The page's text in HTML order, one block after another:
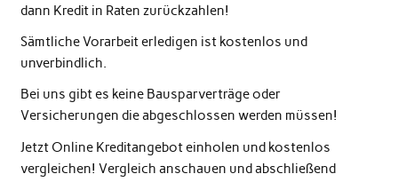
dann Kredit in Raten zurückzahlen!
Sämtliche Vorarbeit erledigen ist kostenlos und
unverbindlich.
Bei uns gibt es keine Bausparverträge oder
Versicherungen die abgeschlossen werden müssen!
Jetzt Online Kreditangebot einholen und kostenlos
vergleichen! Vergleich anschauen und abschließend